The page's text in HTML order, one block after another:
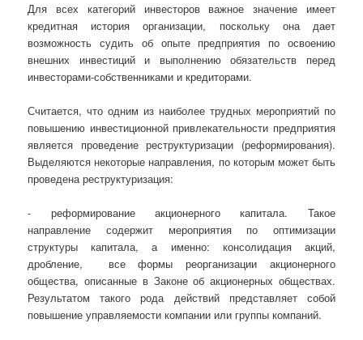
Для всех категорий инвесторов важное значение имеет
кредитная история организации, поскольку она дает
возможность судить об опыте предприятия по освоению
внешних инвестиций и выполнению обязательств перед
инвесторами-собственниками и кредиторами.
Считается, что одним из наиболее трудных мероприятий по
повышению инвестиционной привлекательности предприятия
является проведение реструктуризации (реформирования).
Выделяются некоторые направления, по которым может быть
проведена реструктуризация:
- реформирование акционерного капитала. Такое
направление содержит мероприятия по оптимизации
структуры капитала, а именно: консолидация акций,
дробление, все формы реорганизации акционерного
общества, описанные в Законе об акционерных обществах.
Результатом такого рода действий представляет собой
повышение управляемости компании или группы компаний.